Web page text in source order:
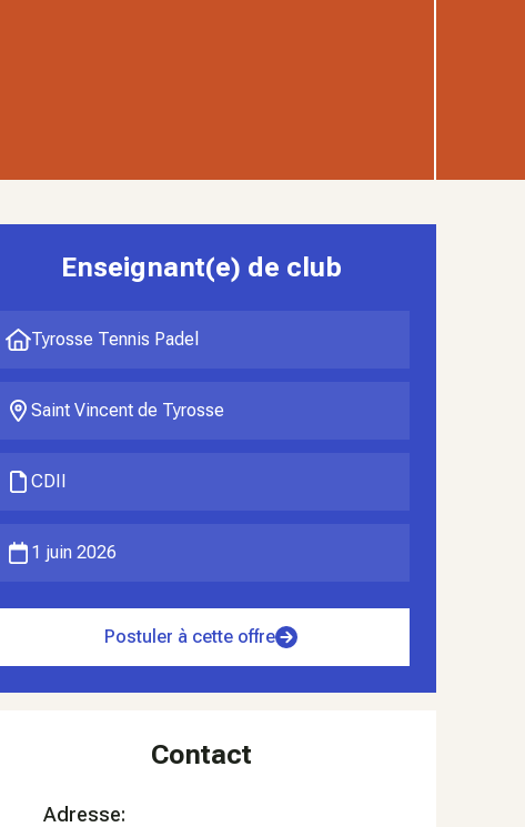
Enseignant(e) de club
Tyrosse Tennis Padel
Saint Vincent de Tyrosse
CDII
1 juin 2026
Postuler à cette offre
Contact
Adresse: